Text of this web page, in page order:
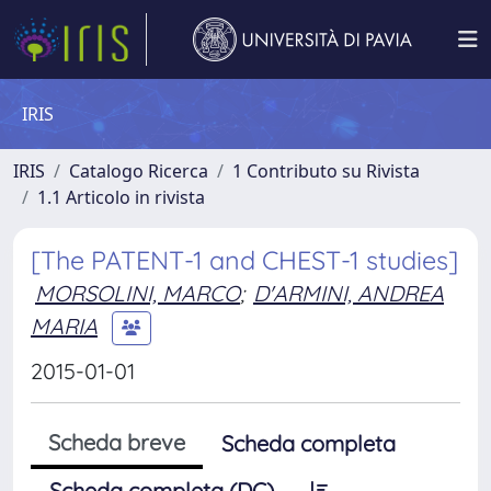
IRIS
IRIS Catalogo Ricerca
1 Contributo su Rivista
1.1 Articolo in rivista
[The PATENT-1 and CHEST-1 studies]
MORSOLINI, MARCO; D'ARMINI, ANDREA
MARIA
2015-01-01
Scheda breve
Scheda completa